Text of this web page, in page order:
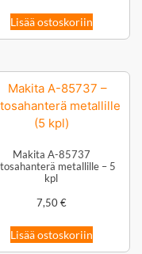
Lisää ostoskoriin
Makita A-85737
metallille – 5
kpl
7,50€
Lisää ostoskoriin